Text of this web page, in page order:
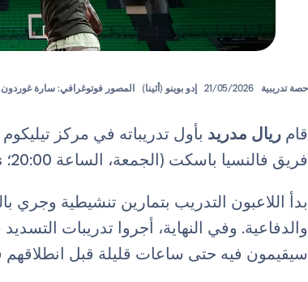
حصة تدريبية 21/05/2026 إدو بوينو (أثينا) المصور فوتوغرافي: سارة غوردون
قام ريال مدريد بأول تدريباته في مركز
فريق فالنسيا باسكت (الجمعة، الساعة 20:00؛ Movistar Plus+).
بدأ اللاعبون التدريب بتمارين تنشيطية وجري
والدفاعية. وفي النهاية، أجروا تدريبات
سيقيمون فيه حتى ساعات قليلة قبل انطلاقهم